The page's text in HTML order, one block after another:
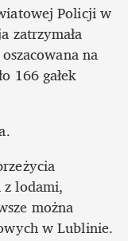
Policji w
zatrzymała
na
166 gałek
lodami,
można
w Lublinie.